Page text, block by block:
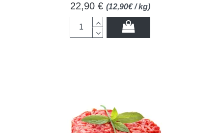
22,90 € (12,90€ / kg)